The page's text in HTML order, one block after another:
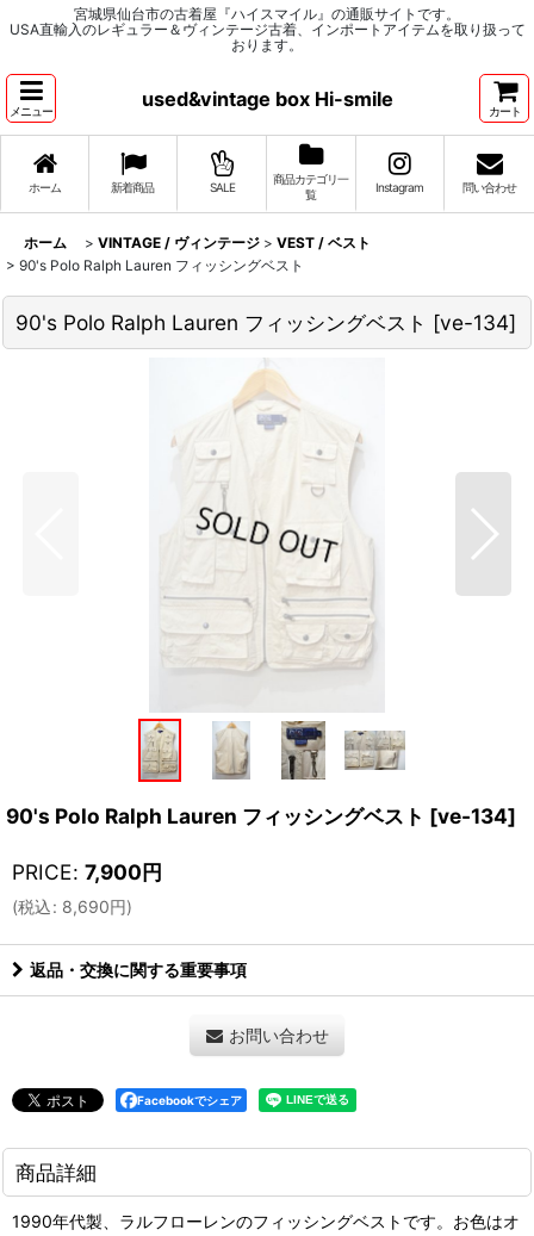
宮城県仙台市の古着屋『ハイスマイル』の通販サイトです。
USA直輸入のレギュラー＆ヴィンテージ古着、インポートアイテムを取り扱って
おります。
メニュー
used&vintage box Hi-smile
カート
ホーム 新着商品 SALE
商品カテゴリ一
覧
Instagram 問い合わせ
ホーム > VINTAGE / ヴィンテージ > VEST / ベスト
> 90's Polo Ralph Lauren フィッシングベスト
90's Polo Ralph Lauren フィッシングベスト [ve-134]
90's Polo Ralph Lauren フィッシングベスト [ve-134]
PRICE: 7,900円
(税込: 8,690円)
返品・交換に関する重要事項
お問い合わせ
Facebookでシェア
商品詳細
1990年代製、ラルフローレンのフィッシングベストです。お色はオ